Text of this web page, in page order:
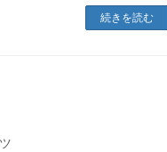
続きを読む